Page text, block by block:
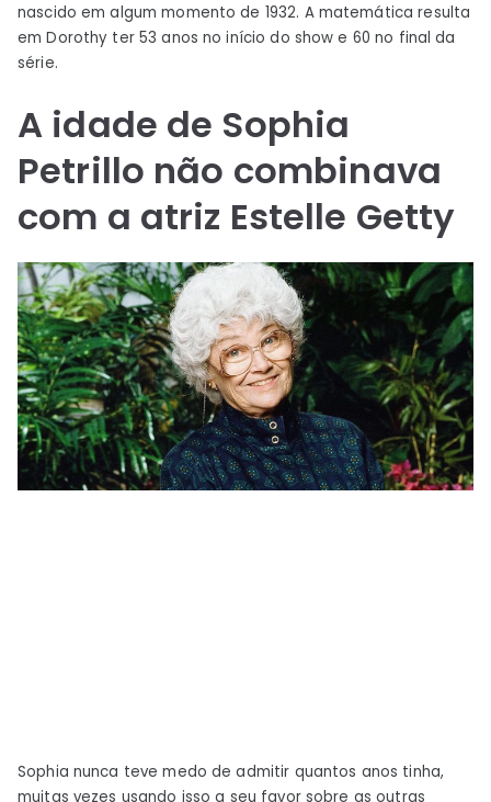
nascido em algum momento de 1932. A matemática resulta
em Dorothy ter 53 anos no início do show e 60 no final da
série.
A idade de Sophia
Petrillo não combinava
com a atriz Estelle Getty
Sophia nunca teve medo de admitir quantos anos tinha,
muitas vezes usando isso a seu favor sobre as outras